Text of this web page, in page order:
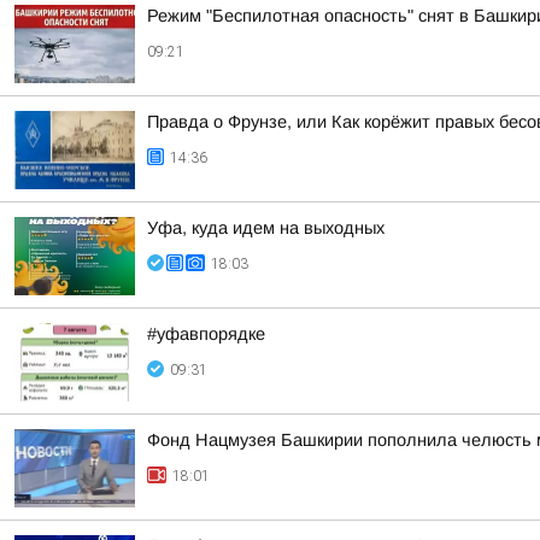
Режим "Беспилотная опасность" снят в
09:21
Правда о Фрунзе, или Как корёжит правых
14:36
Уфа, куда идем на выходных
18:03
#уфавпорядке
09:31
Фонд Нацмузея Башкирии пополнила челюсть
18:01